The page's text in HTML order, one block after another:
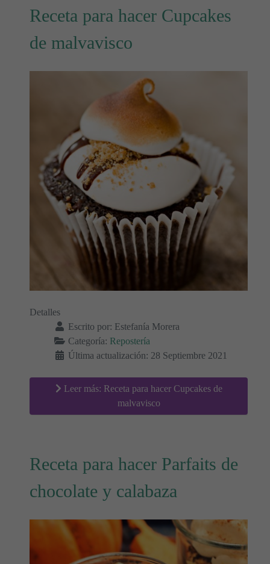
Receta para hacer Cupcakes
de malvavisco
Detalles
Escrito por: Estefanía Morera
Categoría: Repostería
Última actualización: 28 Septiembre 2021
Leer más: Receta para hacer Cupcakes de
malvavisco
Receta para hacer Parfaits de
chocolate y calabaza